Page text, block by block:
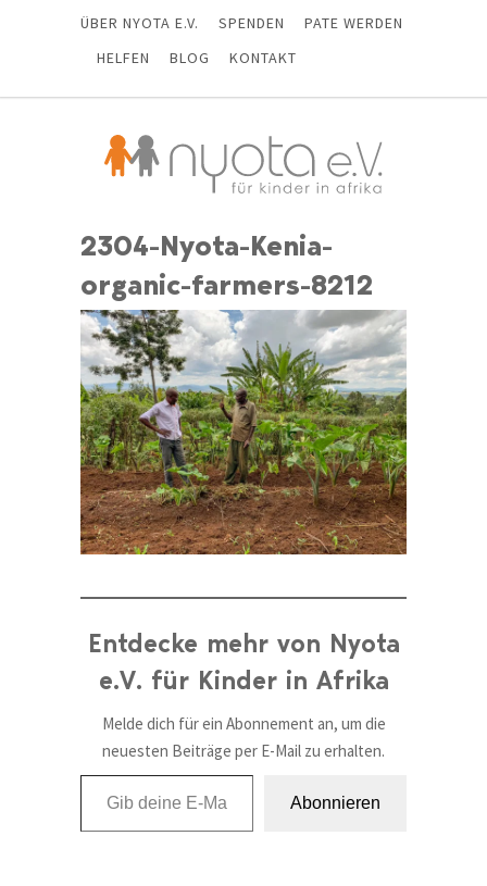
ÜBER NYOTA E.V. SPENDEN
PATE WERDEN
HELFEN
BLOG KONTAKT
2304-Nyota-Kenia-
organic-farmers-8212
Entdecke mehr von Nyota
e.V. für Kinder in Afrika
Melde dich für ein Abonnement an, um die
neuesten Beiträge per E-Mail zu erhalten.
Gib deine E-Mail-Adresse ein ...
Abonnieren